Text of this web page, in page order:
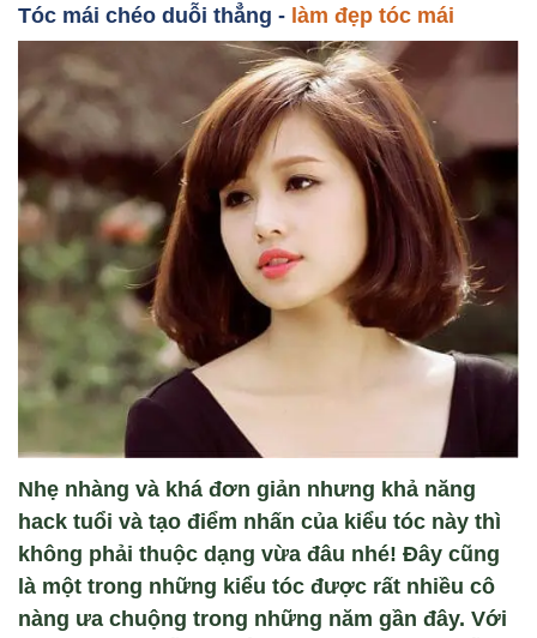
Tóc mái chéo duỗi thẳng - làm đẹp tóc mái
Nhẹ nhàng và khá đơn giản nhưng khả năng
hack tuổi và tạo điểm nhấn của kiểu tóc này thì
không phải thuộc dạng vừa đâu nhé! Đây cũng
là một trong những kiểu tóc được rất nhiều cô
nàng ưa chuộng trong những năm gần đây. Với